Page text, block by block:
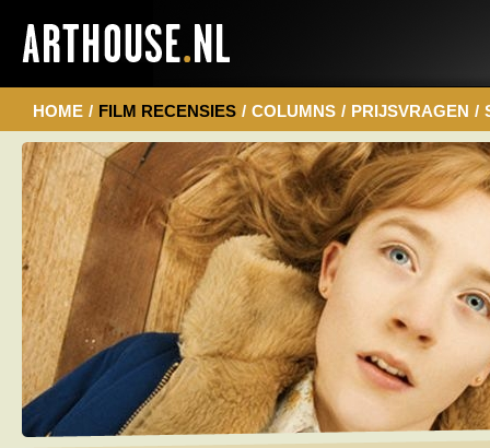
HOME / FILM RECENSIES / COLUMNS / PRIJSVRAGEN /